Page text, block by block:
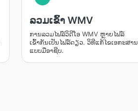
ລວມເຂົ້າ WMV
ການລວມໄຟລ໌ວິດີໂອ WMV ຫຼາຍໄຟລ໌
ເຂົ້າກັນເປັນໄຟລ໌ດຽວ. ວິທີແກ້ໄຂເອກະສານ
ແບບມືອາຊີບ.